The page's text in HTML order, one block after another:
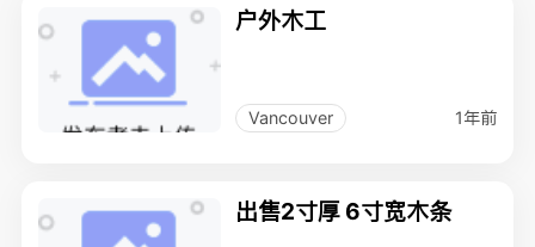
户外木工
Vancouver 1年前
出售2寸厚 6寸宽木条